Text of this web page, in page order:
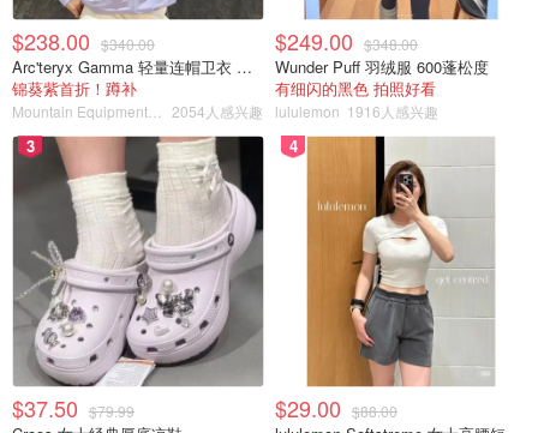
$238.00 $340.00
Arc'teryx Gamma 轻量连帽卫衣 女款
锦葵紫首折！蹲补
2054人感兴趣
$249.00 $348.00
Wunder Puff 羽绒服 600蓬松度
有细闪的黑色 拍照好看
lululemon 1916人感兴趣
3
$37.50 $79.99
4
$29.00 $88.00